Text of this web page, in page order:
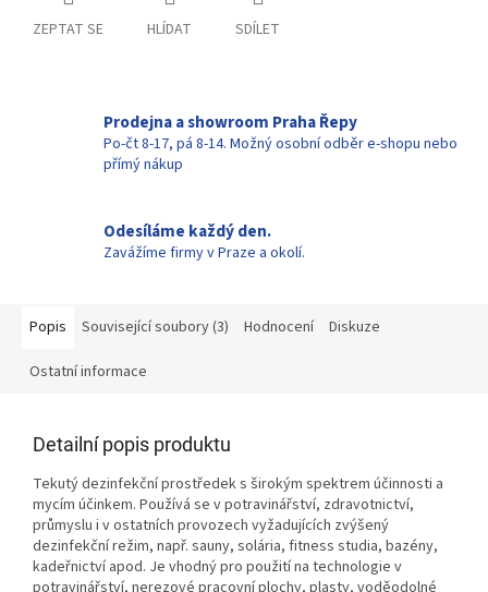
ZEPTAT SE HLÍDAT SDÍLET
Prodejna a showroom Praha Řepy
Po-čt 8-17, pá 8-14. Možný osobní odběr e-shopu nebo
přímý nákup
Odesíláme každý den.
Zavážíme firmy v Praze a okolí.
Popis Související soubory (3) Hodnocení Diskuze
Ostatní informace
Detailní popis produktu
Tekutý dezinfekční prostředek s širokým spektrem účinnosti a
mycím účinkem. Používá se v potravinářství, zdravotnictví,
průmyslu i v ostatních provozech vyžadujících zvýšený
dezinfekční režim, např. sauny, solária, fitness studia, bazény,
kadeřnictví apod. Je vhodný pro použití na technologie v